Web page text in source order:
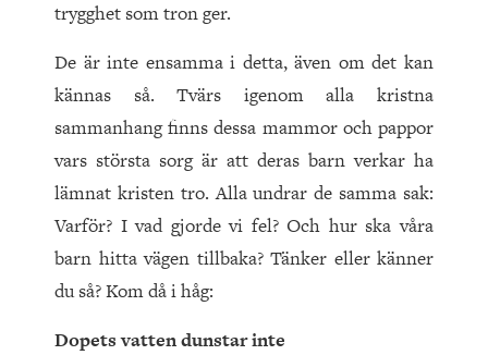
trygghet som tron ger.
De är inte ensamma i detta, även om det kan
kännas så. Tvärs igenom alla kristna
sammanhang finns dessa mammor och pappor
vars största sorg är att deras barn verkar ha
lämnat kristen tro. Alla undrar de samma sak:
Varför? I vad gjorde vi fel? Och hur ska våra
barn hitta vägen tillbaka? Tänker eller känner
du så? Kom då i håg:
Dopets vatten dunstar inte